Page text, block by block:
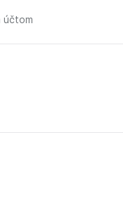
účtom